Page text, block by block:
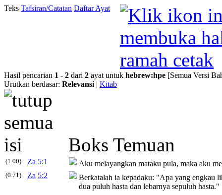
Teks Tafsiran/Catatan Daftar Ayat
Hasil pencarian 1 - 2 dari 2 ayat untuk hebrew:hpe [Semua Versi
Urutkan berdasar: Relevansi | Kitab
Boks Temuan
(1.00) Za 5:1 Aku melayangkan mataku pula, maka aku
(0.71) Za 5:2
Berkatalah ia kepadaku: "Apa yang engkau
dua puluh hasta dan lebarnya sepuluh hasta."